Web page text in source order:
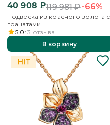
40 908 ₽119 981₽-66%
Подвеска из красного золота с
гранатами
5.0 3 отзыва
В корзину